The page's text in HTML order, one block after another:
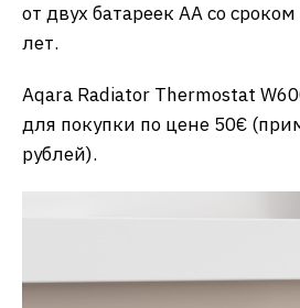
от двух батареек AA со
лет.
​Aqara Radiator Thermostat
для покупки по цене 50€
рублей).